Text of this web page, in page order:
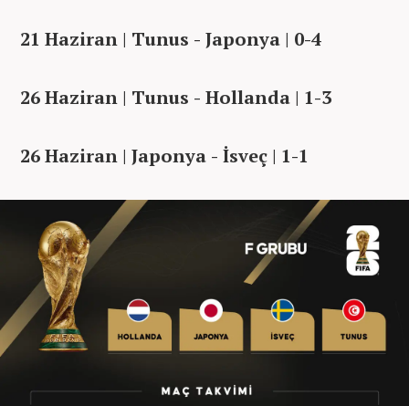
21 Haziran | Tunus - Japonya | 0-4
26 Haziran | Tunus - Hollanda | 1-3
26 Haziran | Japonya - İsveç | 1-1